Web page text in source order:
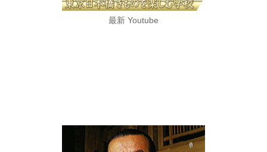
最新 Youtube